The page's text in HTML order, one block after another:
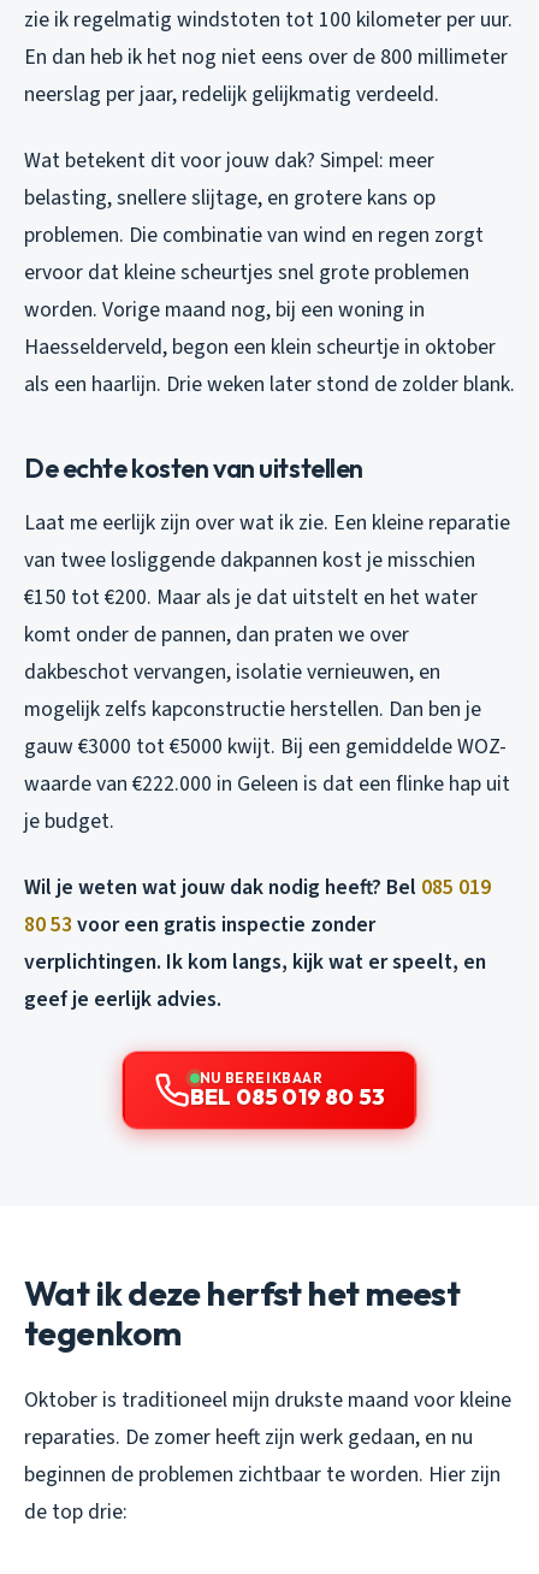
zie ik regelmatig windstoten tot 100 kilometer per uur.
En dan heb ik het nog niet eens over de 800 millimeter
neerslag per jaar, redelijk gelijkmatig verdeeld.
Wat betekent dit voor jouw dak? Simpel: meer
belasting, snellere slijtage, en grotere kans op
problemen. Die combinatie van wind en regen zorgt
ervoor dat kleine scheurtjes snel grote problemen
worden. Vorige maand nog, bij een woning in
Haesselderveld, begon een klein scheurtje in oktober
als een haarlijn. Drie weken later stond de zolder blank.
De echte kosten van uitstellen
Laat me eerlijk zijn over wat ik zie. Een kleine reparatie
van twee losliggende dakpannen kost je misschien
€150 tot €200. Maar als je dat uitstelt en het water
komt onder de pannen, dan praten we over
dakbeschot vervangen, isolatie vernieuwen, en
mogelijk zelfs kapconstructie herstellen. Dan ben je
gauw €3000 tot €5000 kwijt. Bij een gemiddelde WOZ-
waarde van €222.000 in Geleen is dat een flinke hap uit
je budget.
Wil je weten wat jouw dak nodig heeft? Bel 085 019
80 53 voor een gratis inspectie zonder
verplichtingen. Ik kom langs, kijk wat er speelt, en
geef je eerlijk advies.
NU BEREIKBAAR
BEL 085 019 80 53
Wat ik deze herfst het meest
tegenkom
Oktober is traditioneel mijn drukste maand voor kleine
reparaties. De zomer heeft zijn werk gedaan, en nu
beginnen de problemen zichtbaar te worden. Hier zijn
de top drie: